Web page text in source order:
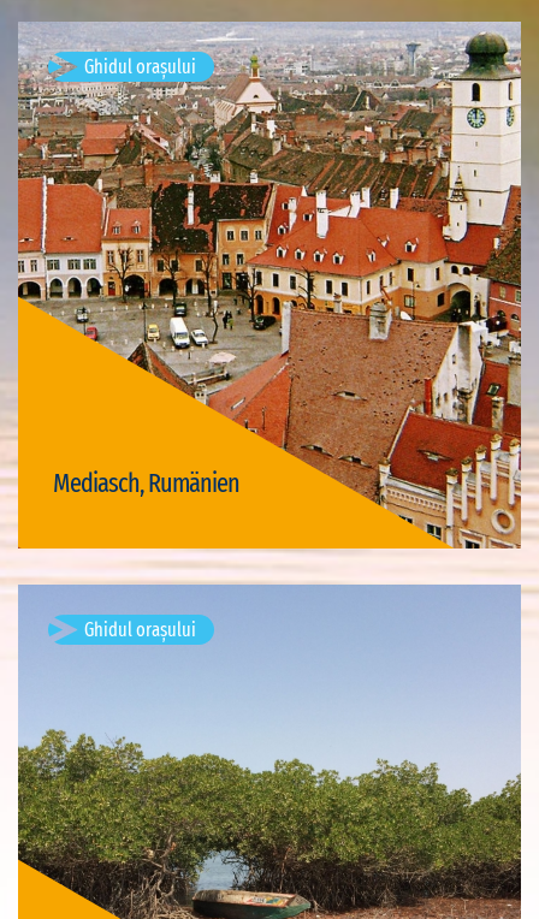
Mediasch, Rumänien
Ghidul orașului Mediasch, Rumänien
Vizite disponibile: 1
Vizită Mediasch
Ghidul orașului